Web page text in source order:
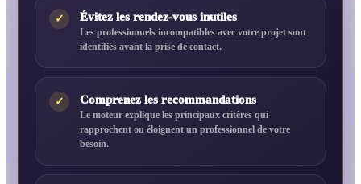
✓ Évitez les rendez-vous inutiles
Les professionnels incompatibles avec votre projet sont
identifiés avant la prise de contact.
✓ Comprenez les recommandations
Le moteur explique les principaux critères qui
rapprochent ou éloignent un professionnel de votre
besoin.